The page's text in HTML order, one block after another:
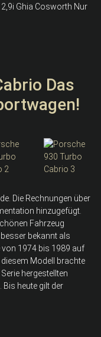
Ghia Cosworth Nur
Das
Die Rechnungen über
hinzugefügt.
Fahrzeug
bekannt als
von 1974 bis 1989 auf
Modell brachte
hergestellten
heute gilt der